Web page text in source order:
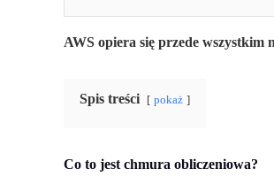
AWS opiera się przede
Spis treści pokaż
Co to jest chmura obliczeniowa?